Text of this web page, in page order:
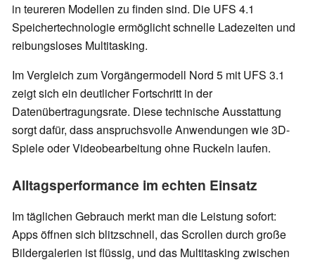
in teureren Modellen zu finden sind. Die UFS 4.1
Speichertechnologie ermöglicht schnelle Ladezeiten und
reibungsloses Multitasking.
Im Vergleich zum Vorgängermodell Nord 5 mit UFS 3.1
zeigt sich ein deutlicher Fortschritt in der
Datenübertragungsrate. Diese technische Ausstattung
sorgt dafür, dass anspruchsvolle Anwendungen wie 3D-
Spiele oder Videobearbeitung ohne Ruckeln laufen.
Alltagsperformance im echten Einsatz
Im täglichen Gebrauch merkt man die Leistung sofort:
Apps öffnen sich blitzschnell, das Scrollen durch große
Bildergalerien ist flüssig, und das Multitasking zwischen